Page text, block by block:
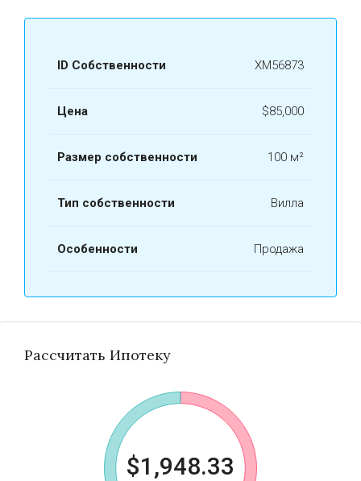
ID Собственности ХМ56873
Цена $85,000
Размер собственности 100 м²
Тип собственности Вилла
Особенности Продажа
Рассчитать Ипотеку
$1,948.33